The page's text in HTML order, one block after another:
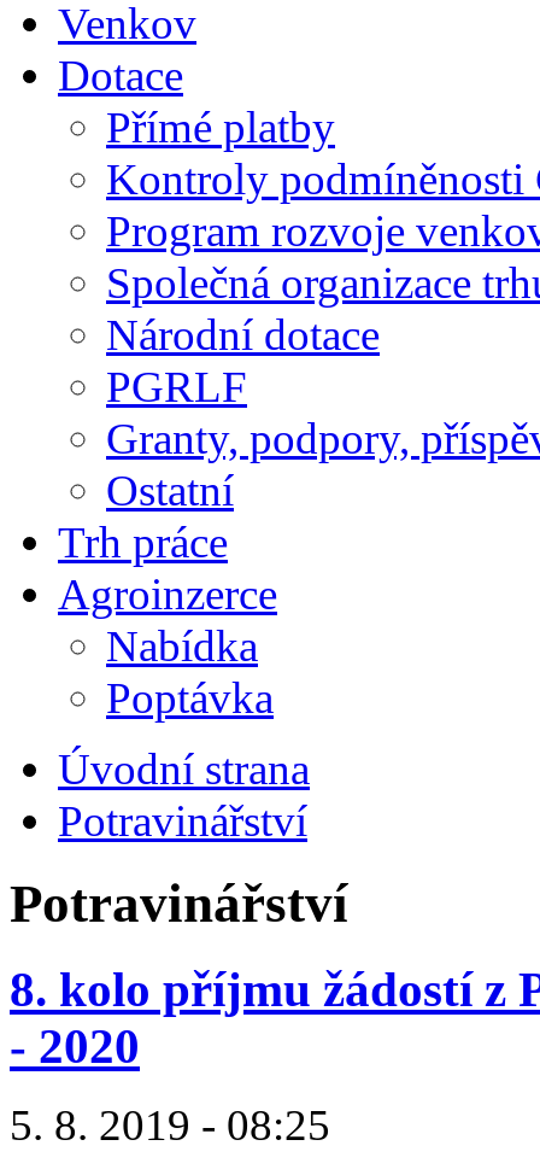
Venkov
Dotace
Přímé platby
Kontroly podmíněnosti
Program rozvoje
Společná organizace
Národní dotace
PGRLF
Granty, podpory,
Ostatní
Trh práce
Agroinzerce
Nabídka
Poptávka
Úvodní strana
Potravinářství
Potravinářství
8. kolo příjmu žádostí z
- 2020
5. 8. 2019 - 08:25